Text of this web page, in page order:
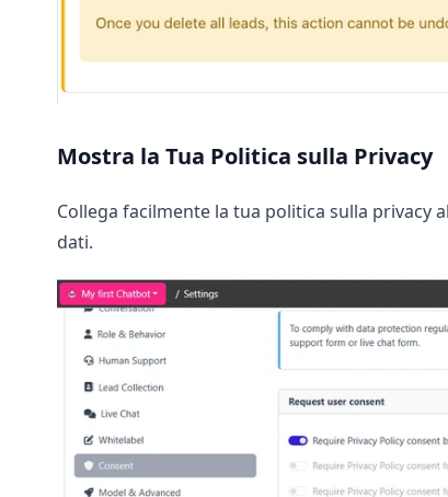
Mostra la Tua Politica sulla Privacy
Collega facilmente la tua politica sulla
dati.